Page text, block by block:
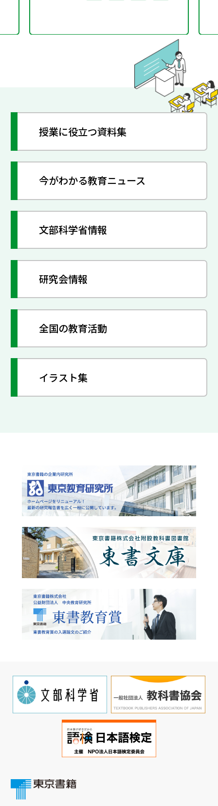
授業に役立つ資料集
今がわかる教育ニュース
文部科学省情報
研究会情報
全国の教育活動
イラスト集